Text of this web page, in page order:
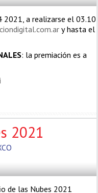
2021, a realizarse el 03.10
y hasta el
: la premiación es a
2021
de las Nubes 2021